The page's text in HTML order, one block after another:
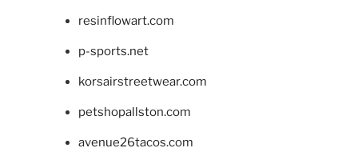
resinflowart.com
p-sports.net
korsairstreetwear.com
petshopallston.com
avenue26tacos.com